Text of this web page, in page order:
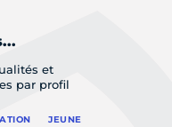
et
par profil
JEUNE